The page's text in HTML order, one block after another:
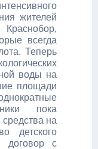
жителей
всегда
Теперь
воды на
площади
пока
на
детского
договор с